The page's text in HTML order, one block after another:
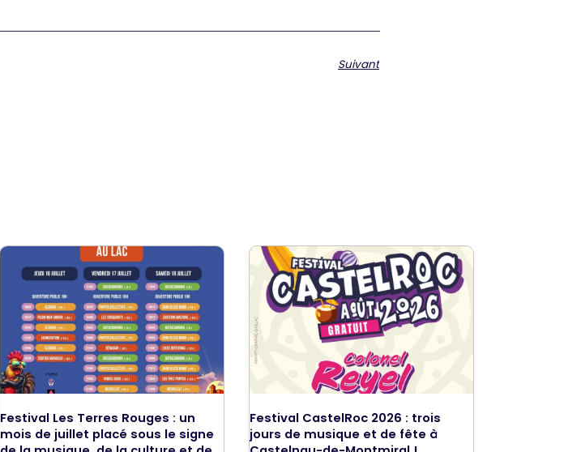
Suivant
Festival Les Terres Rouges : un
mois de juillet placé sous le signe
Festival CastelRoc 2026 : trois
jours de musique et de fête à